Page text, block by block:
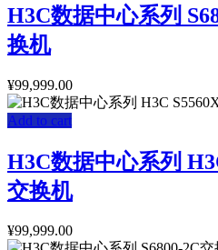
H3C数据中心系列
换机
¥99,999.00
Add to cart
H3C数据中心系列
交换机
¥99,999.00